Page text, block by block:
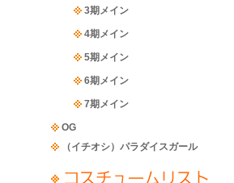
3期メイン
4期メイン
5期メイン
6期メイン
7期メイン
OG
（イチオシ）パラダイスガール